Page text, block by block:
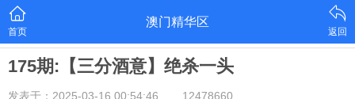
首页
澳门精华区
返回
175期:【三分酒意】绝杀一头
发表于：2025-03-16 00:54:46 12478660